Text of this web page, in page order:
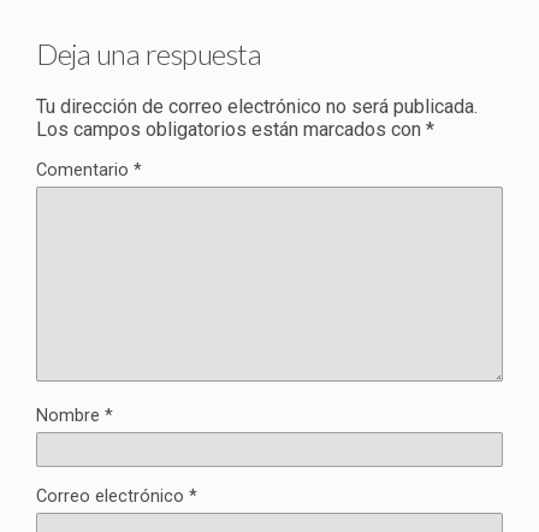
Deja una respuesta
Tu dirección de correo electrónico no será publicada.
Los campos obligatorios están marcados con *
Comentario *
Nombre *
Correo electrónico *